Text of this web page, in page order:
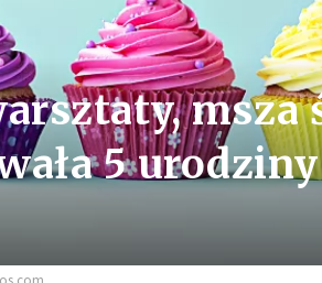
msza
5 urodziny